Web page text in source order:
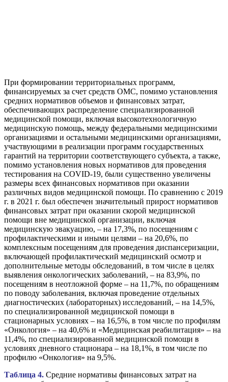
При формировании территориальных программ,
финансируемых за счет средств ОМС, помимо установления
средних нормативов объемов и финансовых затрат,
обеспечивающих распределение специализированной
медицинской помощи, включая высокотехнологичную
медицинскую помощь, между федеральными медицинскими
организациями и остальными медицинскими организациями,
участвующими в реализации программ государственных
гарантий на территории соответствующего субъекта, а также,
помимо установления новых нормативов для проведения
тестирования на COVID-19, были существенно увеличены
размеры всех финансовых нормативов при оказании
различных видов медицинской помощи. По сравнению с 2019
г. в 2021 г. был обеспечен значительный прирост нормативов
финансовых затрат при оказании скорой медицинской
помощи вне медицинской организации, включая
медицинскую эвакуацию, – на 17,3%, по посещениям с
профилактическими и иными целями – на 20,6%, по
комплексным посещениям для проведения диспансеризации,
включающей профилактический медицинский осмотр и
дополнительные методы обследований, в том числе в целях
выявления онкологических заболеваний, – на 83,9%, по
посещениям в неотложной форме – на 11,7%, по обращениям
по поводу заболевания, включая проведение отдельных
диагностических (лабораторных) исследований, – на 14,5%,
по специализированной медицинской помощи в
стационарных условиях – на 16,5%, в том числе по профилям
«Онкология» – на 40,6% и «Медицинская реабилитация» – на
11,4%, по специализированной медицинской помощи в
условиях дневного стационара – на 18,1%, в том числе по
профилю «Онкология» на 9,5%.
Таблица 4. Средние нормативы финансовых затрат на